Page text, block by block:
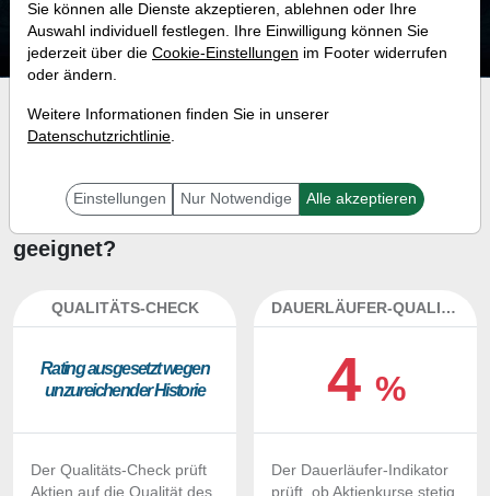
Investment-Check:
Kaufempfehlung?
Ist die Aktie von Fermi zum
Kaufen und Liegenlassen
geeignet?
QUALITÄTS-CHECK
Ra­ting aus­ge­setzt we­gen
un­zu­rei­chen­der His­to­rie
Der Qualitäts-Check prüft
Aktien auf die Qualität des
DAUERLÄUFER-QUALITÄTEN
4 %
Der Dauerläufer-Indikator
prüft, ob Aktienkurse stetig
Sie können alle Dienste akzeptieren, ablehnen oder Ihre
Auswahl individuell festlegen. Ihre Einwilligung können Sie
jederzeit über die Cookie-Einstellungen im Footer widerrufen
oder ändern.
Weitere Informationen finden Sie in unserer
Datenschutzrichtlinie.
Einstellungen Nur Notwendige Alle akzeptieren